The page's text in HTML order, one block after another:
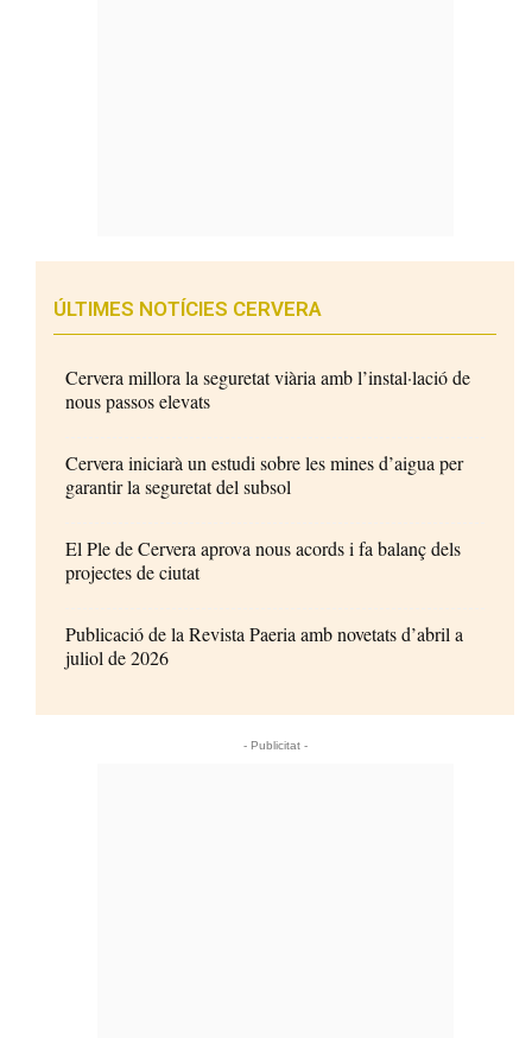
ÚLTIMES NOTÍCIES CERVERA
Cervera millora la seguretat viària amb l’instal·lació de
nous passos elevats
Cervera iniciarà un estudi sobre les mines d’aigua per
garantir la seguretat del subsol
El Ple de Cervera aprova nous acords i fa balanç dels
projectes de ciutat
Publicació de la Revista Paeria amb novetats d’abril a
juliol de 2026
- Publicitat -